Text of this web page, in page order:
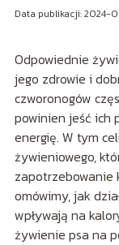
Data publikacji: 2024-
Odpowiednie
jego zdrowie i
czworonogów
powinien jeść ich
energię. W tym
żywieniowego,
zapotrzebowanie
omówimy, jak
wpływają na
żywienie psa na